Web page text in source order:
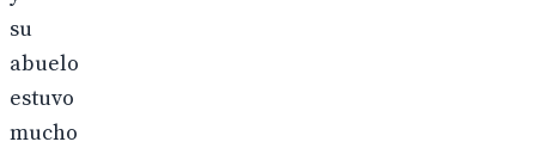
su
abuelo
estuvo
mucho